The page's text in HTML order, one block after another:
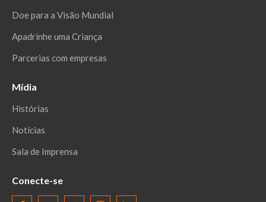
Doe para a Visão Mundial
Apadrinhe uma Criança
Parcerias com empresas
Mídia
Histórias
Notícias
Sala de Imprensa
Conecte-se